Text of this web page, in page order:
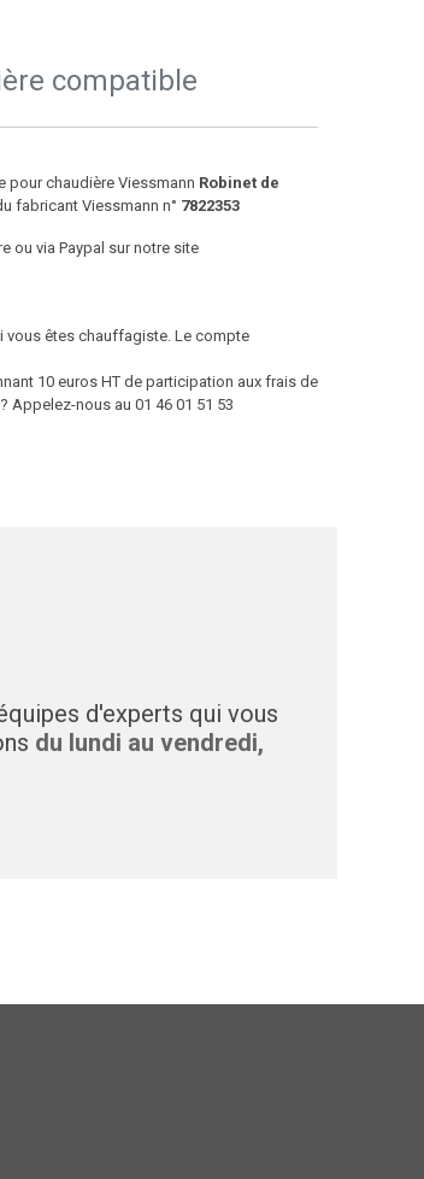
compatible
pour chaudière Viessmann Robinet de
fabricant Viessmann n° 7822353
ou via Paypal sur notre site
vous êtes chauffagiste. Le compte
10 euros HT de participation aux frais de
Appelez-nous au 01 46 01 51 53
d'experts qui vous
du lundi au vendredi,